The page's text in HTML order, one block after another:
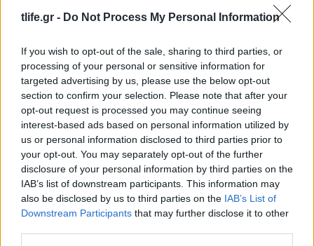
tlife.gr - Do Not Process My Personal Information
If you wish to opt-out of the sale, sharing to third parties, or
processing of your personal or sensitive information for
targeted advertising by us, please use the below opt-out
section to confirm your selection. Please note that after your
opt-out request is processed you may continue seeing
interest-based ads based on personal information utilized by
us or personal information disclosed to third parties prior to
your opt-out. You may separately opt-out of the further
disclosure of your personal information by third parties on the
IAB’s list of downstream participants. This information may
also be disclosed by us to third parties on the IAB’s List of
Downstream Participants that may further disclose it to other
Κιάρα Φεράνι: Στην Ίμπιζα με τον σύντροφό της
μετά τις διακοπές στην Ελλάδα – Οι τρυφερές
στιγμές στην παραλία